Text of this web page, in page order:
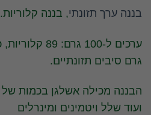
בננה ערך תזונתי, בננה קלוריות.
גרם סיבים תזונתיים.
ועוד שלל ויטמינים ומינרלים